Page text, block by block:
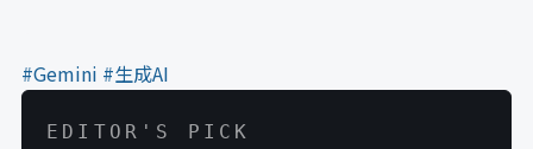
#Gemini #生成AI
EDITOR'S PICK